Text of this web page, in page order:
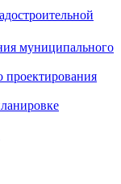
муниципального
проектирования